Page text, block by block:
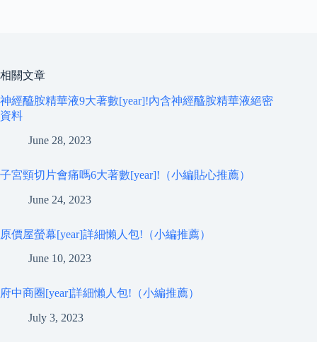
相關文章
神經醯胺精華液9大著數[year]!內含神經醯胺精華液絕密
資料
June 28, 2023
子宮頸切片會痛嗎6大著數[year]!（小編貼心推薦）
June 24, 2023
原價屋螢幕[year]詳細懶人包!（小編推薦）
June 10, 2023
府中商圈[year]詳細懶人包!（小編推薦）
July 3, 2023